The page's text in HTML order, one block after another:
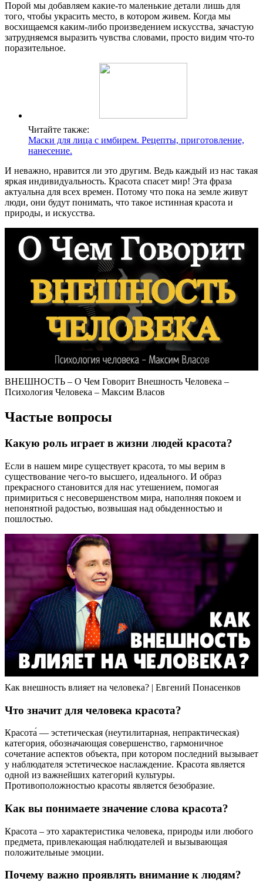
Порой мы добавляем какие-то маленькие детали лишь для
того, чтобы украсить место, в котором живем. Когда мы
восхищаемся каким-либо произведением искусства, зачастую
затрудняемся выразить чувства словами, просто видим что-то
поразительное.
Читайте также:
Маски для лица с имбирем. Рецепты, приготовление,
нанесение.
И неважно, нравится ли это другим. Ведь каждый из нас такая
яркая индивидуальность. Красота спасет мир! Эта фраза
актуальна для всех времен. Потому что пока на земле живут
люди, они будут понимать, что такое истинная красота и
природы, и искусства.
ВНЕШНОСТЬ – О Чем Говорит Внешность Человека –
Психология Человека – Максим Власов
Частые вопросы
Какую роль играет в жизни людей красота?
Если в нашем мире существует красота, то мы верим в
существование чего-то высшего, идеального. И образ
прекрасного становится для нас утешением, помогая
примириться с несовершенством мира, наполняя покоем и
непонятной радостью, возвышая над обыденностью и
пошлостью.
Как внешность влияет на человека? | Евгений Понасенков
Что значит для человека красота?
Красота́ — эстетическая (неутилитарная, непрактическая)
категория, обозначающая совершенство, гармоничное
сочетание аспектов объекта, при котором последний вызывает
у наблюдателя эстетическое наслаждение. Красота является
одной из важнейших категорий культуры.
Противоположностью красоты является безобразие.
Как вы понимаете значение слова красота?
Красота – это характеристика человека, природы или любого
предмета, привлекающая наблюдателей и вызывающая
положительные эмоции.
Почему важно проявлять внимание к людям?